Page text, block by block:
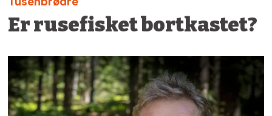
Er rusefisket bortkastet?